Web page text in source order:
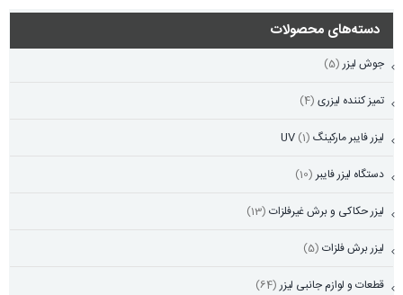
دسته‌های محصولات
جوش لیزر (5)
تمیز کننده لیزری (4)
لیزر فایبر مارکینگ UV (1)
دستگاه لیزر فایبر (10)
لیزر حکاکی و برش غیرفلزات (13)
لیزر برش فلزات (5)
قطعات و لوازم جانبی لیزر (64)